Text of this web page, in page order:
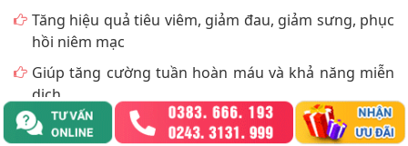
Tăng hiệu quả tiêu viêm, giảm đau, giảm sưng, phục
hồi niêm mạc
Giúp tăng cường tuần hoàn máu và khả năng miễn
dịch
Giúp các tổ chức cơ được thư giãn và giảm đau hiệu